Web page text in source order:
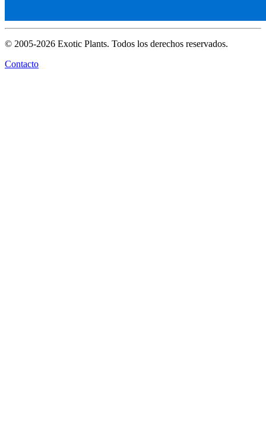
© 2005-2026 Exotic Plants. Todos los derechos reservados.
Contacto